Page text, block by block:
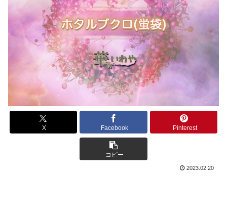
X Facebook Pinterest
コピー
2023.02.20